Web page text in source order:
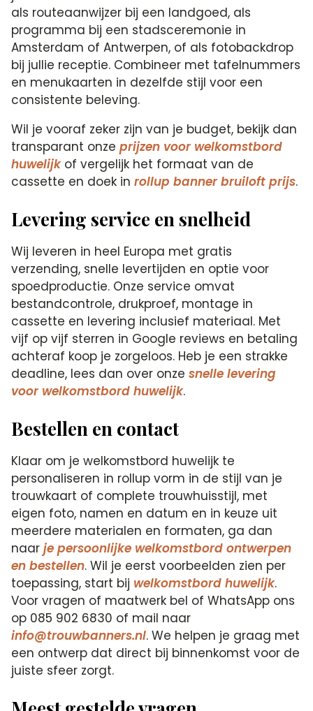
als routeaanwijzer bij een landgoed, als
programma bij een stadsceremonie in
Amsterdam of Antwerpen, of als fotobackdrop
bij jullie receptie. Combineer met tafelnummers
en menukaarten in dezelfde stijl voor een
consistente beleving.
Wil je vooraf zeker zijn van je budget, bekijk dan
transparant onzeprijzen voor welkomstbord
huwelijkof vergelijk het formaat van de
cassette en doek inrollup banner bruiloft prijs.
Levering service en snelheid
Wij leveren in heel Europa met gratis
verzending, snelle levertijden en optie voor
spoedproductie. Onze service omvat
bestandcontrole, drukproef, montage in
cassette en levering inclusief materiaal. Met
vijf op vijf sterren in Google reviews en betaling
achteraf koop je zorgeloos. Heb je een strakke
deadline, lees dan over onzesnelle levering
voor welkomstbord huwelijk.
Bestellen en contact
Klaar om je welkomstbord huwelijk te
personaliseren in rollup vorm in de stijl van je
trouwkaart of complete trouwhuisstijl, met
eigen foto, namen en datum en in keuze uit
meerdere materialen en formaten, ga dan
naarje persoonlijke welkomstbord ontwerpen
en bestellen. Wil je eerst voorbeelden zien per
toepassing, start bij welkomstbord huwelijk.
Voor vragen of maatwerk bel of WhatsApp ons
op 085 902 6830 of mail naar
info@trouwbanners.nl. We helpen je graag met
een ontwerp dat direct bij binnenkomst voor de
juiste sfeer zorgt.